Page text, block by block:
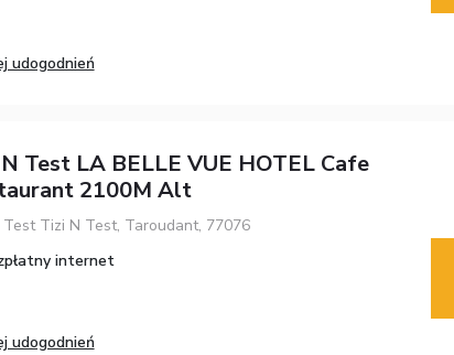
udogodnień
Test LA BELLE VUE HOTEL Cafe
2100M Alt
Test Tizi N Test, Taroudant, 77076
internet
udogodnień